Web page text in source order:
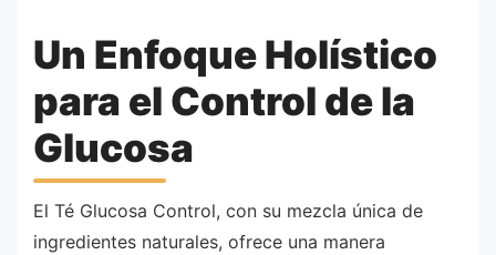
Un Enfoque Holístico
para el Control de la
Glucosa
El Té Glucosa Control, con su mezcla única de
ingredientes naturales, ofrece una manera